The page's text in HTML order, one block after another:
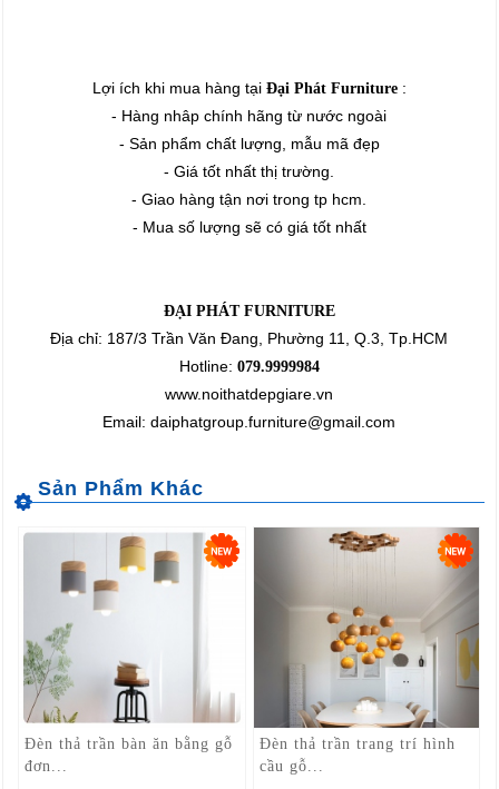
Lợi ích khi mua hàng tại Đại Phát Furniture:
- Hàng nhâp chính hãng từ nước ngoài
- Sản phẩm chất lượng, mẫu mã đẹp
- Giá tốt nhất thị trường.
- Giao hàng tận nơi trong tp hcm.
- Mua số lượng sẽ có giá tốt nhất
ĐẠI PHÁT FURNITURE
Địa chỉ: 187/3 Trần Văn Đang, Phường 11, Q.3, Tp.HCM
Hotline: 079.9999984
www.noithatdepgiare.vn
Email: daiphatgroup.furniture@gmail.com
Đèn thả trần bàn ăn bằng gỗ
đơn...
Đèn thả trần trang trí hình
cầu gỗ...